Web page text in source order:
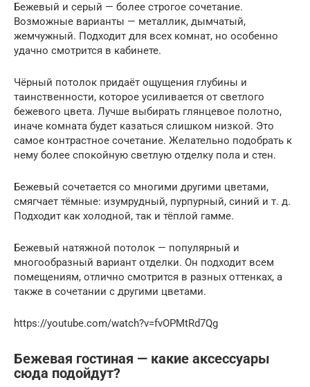
Бежевый и серый — более строгое сочетание.
Возможные варианты — металлик, дымчатый,
жемчужный. Подходит для всех комнат, но особенно
удачно смотрится в кабинете.
Чёрный потолок придаёт ощущения глубины и
таинственности, которое усиливается от светлого
бежевого цвета. Лучше выбирать глянцевое полотно,
иначе комната будет казаться слишком низкой. Это
самое контрастное сочетание. Желательно подобрать к
нему более спокойную светлую отделку пола и стен.
Бежевый сочетается со многими другими цветами,
смягчает тёмные: изумрудный, пурпурный, синий и т. д.
Подходит как холодной, так и тёплой гамме.
Бежевый натяжной потолок — популярный и
многообразный вариант отделки. Он подходит всем
помещениям, отлично смотрится в разных оттенках, а
также в сочетании с другими цветами.
https://youtube.com/watch?v=fvOPMtRd7Qg
Бежевая гостиная — какие аксессуары
сюда подойдут?